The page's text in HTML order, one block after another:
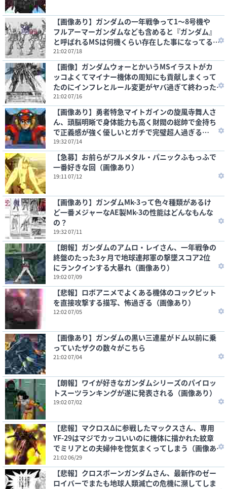
【画像あり】ガンダムの一年戦争って1～8号機や
フルアーマーガンダムなども含めると『ガンダム』
と呼ばれるMSは何機くらい存在した事になってる
の？
21:02 07/18
【画像】ガンダムウォーとかいうMSイラストがカ
ッコよくてマイナー機体の周知にも貢献しまくって
たのにインフレとルール変更がヤバ過ぎて終わった
カードゲーム
21:02 07/16
【画像あり】勇者特急マイトガインの旋風寺舞人さ
ん、頭脳明晰で身体能力も高く財閥の総帥で金持ち
で正義感が強く優しいとガチで完璧超人過ぎる…
19:32 07/14
【急募】お前らがフルメタル・パニックふもっふで
一番好きな回（画像あり）
19:11 07/12
【画像あり】ガンダムMk-3って色々種類があるけ
ど一番メジャーなAE製Mk-3の性能はどんなもんな
の？
19:32 07/11
【朗報】ガンダムのアムロ・レイさん、一年戦争の
終盤のたった3ヶ月で地球連邦軍の撃墜スコア2位
にランクインする大暴れ（画像あり）
19:02 07/09
【悲報】ロボアニメでよくある機体のコックピット
を直接攻撃する描写、怖過ぎる（画像あり）
12:02 07/05
【画像あり】ガンダムの黒い三連星がドム以前に乗
っていたザクの数々がこちら
21:02 07/04
【朗報】ワイが好きなガンダムシリーズのパイロッ
トスーツランキングが遂に発表される（画像あり）
19:02 07/02
【悲報】マクロスΔに参戦したマックスさん、専用
YF-29はマジでカッコいいのに機体に描かれた紋章
でミリアとの夫婦仲を惚気まくってしまう（画像あ
り）
21:02 06/29
【悲報】クロスボーンガンダムさん、最新作のゼー
ロイバーでまたも地球人類滅亡の危機に瀕してしま